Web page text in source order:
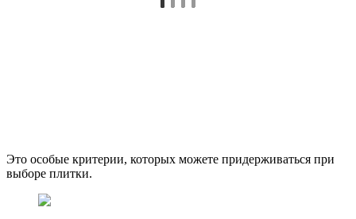
Это особые критерии, которых можете придерживаться при
выборе плитки.